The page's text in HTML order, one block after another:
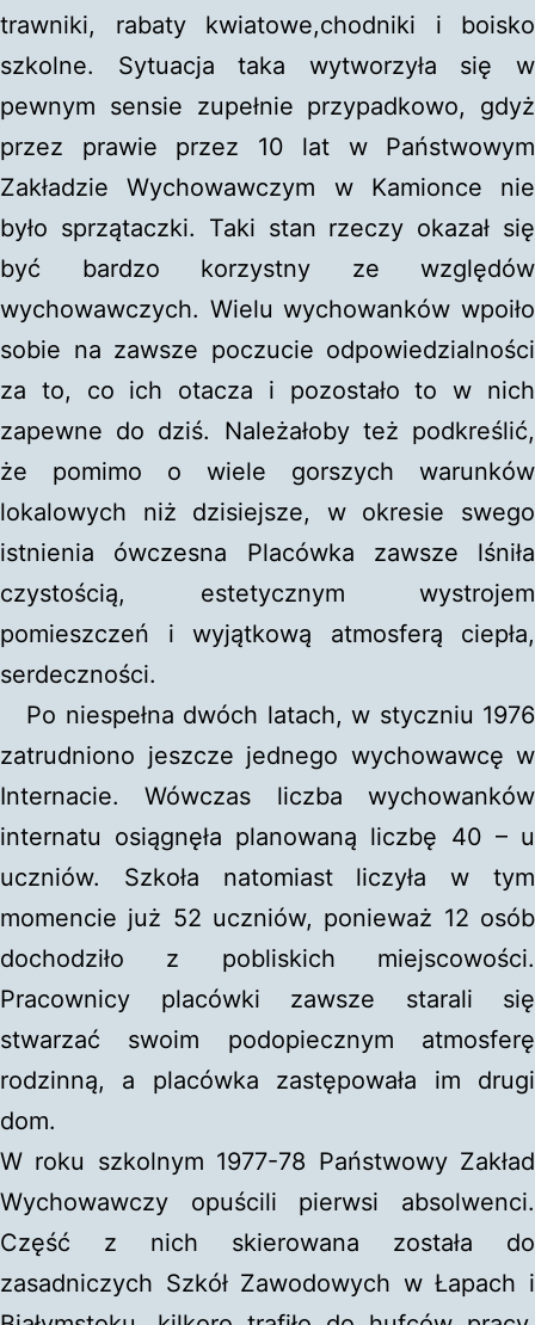
trawniki, rabaty kwiatowe,chodniki i boisko
szkolne. Sytuacja taka wytworzyła się w
pewnym sensie zupełnie przypadkowo, gdyż
przez prawie przez 10 lat w Państwowym
Zakładzie Wychowawczym w Kamionce nie
było sprzątaczki. Taki stan rzeczy okazał się
być bardzo korzystny ze względów
wychowawczych. Wielu wychowanków wpoiło
sobie na zawsze poczucie odpowiedzialności
za to, co ich otacza i pozostało to w nich
zapewne do dziś. Należałoby też podkreślić,
że pomimo o wiele gorszych warunków
lokalowych niż dzisiejsze, w okresie swego
istnienia ówczesna Placówka zawsze lśniła
czystością, estetycznym wystrojem
pomieszczeń i wyjątkową atmosferą ciepła,
serdeczności.
Po niespełna dwóch latach, w styczniu 1976
zatrudniono jeszcze jednego wychowawcę w
Internacie. Wówczas liczba wychowanków
internatu osiągnęła planowaną liczbę 40 – u
uczniów. Szkoła natomiast liczyła w tym
momencie już 52 uczniów, ponieważ 12 osób
dochodziło z pobliskich miejscowości.
Pracownicy placówki zawsze starali się
stwarzać swoim podopiecznym atmosferę
rodzinną, a placówka zastępowała im drugi
dom.
W roku szkolnym 1977-78 Państwowy Zakład
Wychowawczy opuścili pierwsi absolwenci.
Część z nich skierowana została do
zasadniczych Szkół Zawodowych w Łapach i